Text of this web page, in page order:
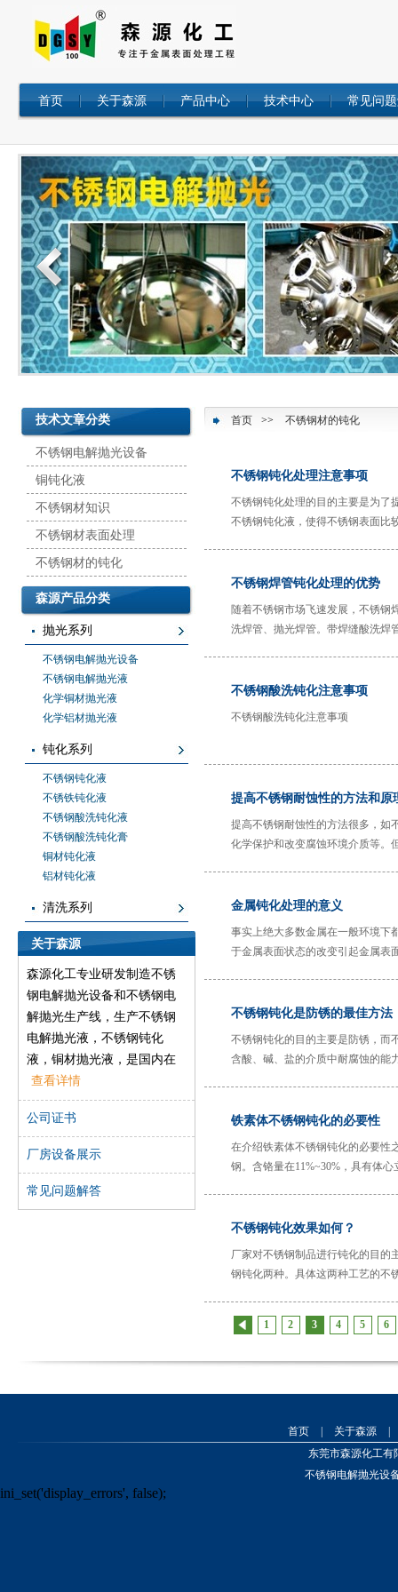
首页 关于森源 产品中心 技术中心 常见问
技术文章分类
不锈钢电解抛光设备
铜钝化液
不锈钢材知识
不锈钢材表面处理
不锈钢材的钝化
森源产品分类
抛光系列
不锈钢电解抛光设备
不锈钢电解抛光液
化学铜材抛光液
化学铝材抛光液
钝化系列
不锈钢钝化液
不锈铁钝化液
不锈钢酸洗钝化液
不锈钢酸洗钝化膏
铜材钝化液
铝材钝化液
清洗系列
关于森源
森源化工专业研发制造不锈
钢电解抛光设备和不锈钢电
解抛光生产线，生产不锈钢
电解抛光液，不锈钢钝化
液，铜材抛光液，是国内在
不锈钢、铜材等金属材料表
面处理行业的先导之一，森
源一直致力于开发高效环保
的产品，以帮助工厂解决在
际问题。
森源化工专业从事金属表面
通过SGS认证，符合RoSH及
查看详情
公司证书
厂房设备展示
常见问题解答
首页 >> 不锈钢材的钝化
不锈钢钝化处理注意事项
不锈钢钝化处理的目的主要是为了
不锈钢钝化液，使得不锈钢表面比
不锈钢焊管钝化处理的优势
随着不锈钢市场飞速发展，不锈钢
洗焊管、抛光焊管。带焊缝酸洗焊
不锈钢酸洗钝化注意事项
不锈钢酸洗钝化注意事项
提高不锈钢耐蚀性的方法和原
提高不锈钢耐蚀性的方法很多，如
化学保护和改变腐蚀环境介质等。
金属钝化处理的意义
事实上绝大多数金属在一般环境下
于金属表面状态的改变引起金属表
不锈钢钝化是防锈的最佳方法
不锈钢钝化的目的主要是防锈，而
含酸、碱、盐的介质中耐腐蚀的能
属表面也就受到不断地锈蚀。不锈
铁素体不锈钢钝化的必要性
在介绍铁素体不锈钢钝化的必要性
钢。含铬量在11%~30%，具有体
不锈钢钝化效果如何？
厂家对不锈钢制品进行钝化的目的
钢钝化两种。具体这两种工艺的不
1 2 3 4 5 6
首页 关于森源
东莞市森源化工有
不锈钢电解抛光设
ini_set('display_errors', false);